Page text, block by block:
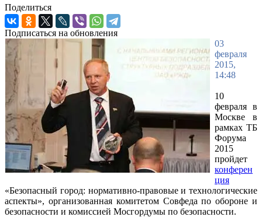
Поделиться
Подписаться на обновления
03
февраля
2015,
14:48
10
февраля в
Москве в
рамках ТБ
Форума
2015
пройдет
конферен
ция
«Безопасный город: нормативно-правовые и технологические
аспекты», организованная комитетом Совфеда по обороне и
безопасности и комиссией Мосгордумы по безопасности.